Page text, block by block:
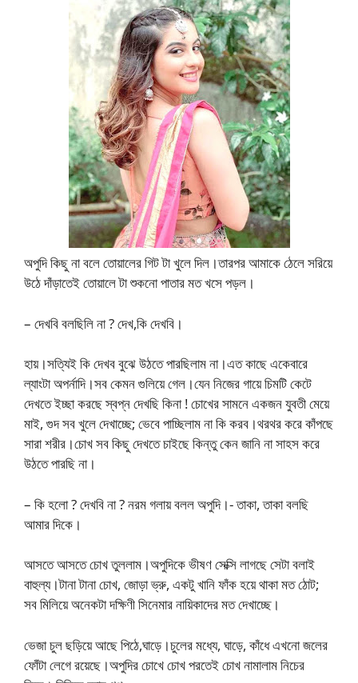
অপুদি কিছু না বলে তোয়ালের গিট টা খুলে দিল।তারপর আমাকে ঠেলে সরিয়ে
উঠে দাঁড়াতেই তোয়ালে টা শুকনো পাতার মত খসে পড়ল।
– দেখবি বলছিলি না ? দেখ,কি দেখবি।
হায়।সত্যিই কি দেখব বুঝে উঠতে পারছিলাম না।এত কাছে একেবারে
ল্যাংটা অপর্নাদি।সব কেমন গুলিয়ে গেল।যেন নিজের গায়ে চিমটি কেটে
দেখতে ইচ্ছা করছে স্বপ্ন দেখছি কিনা ! চোখের সামনে একজন যুবতী মেয়ে
মাই, গুদ সব খুলে দেখাচ্ছে; ভেবে পাচ্ছিলাম না কি করব।থরথর করে কাঁপছে
সারা শরীর।চোখ সব কিছু দেখতে চাইছে কিন্তু কেন জানি না সাহস করে
উঠতে পারছি না।
– কি হলো ? দেখবি না ? নরম গলায় বলল অপুদি।- তাকা, তাকা বলছি
আমার দিকে।
আসতে আসতে চোখ তুললাম।অপুদিকে ভীষণ সেক্সি লাগছে সেটা বলাই
বাহুল্য।টানা টানা চোখ, জোড়া ভ্রু, একটু খানি ফাঁক হয়ে থাকা মত ঠোট;
সব মিলিয়ে অনেকটা দক্ষিণী সিনেমার নায়িকাদের মত দেখাচ্ছে।
ভেজা চুল ছড়িয়ে আছে পিঠে,ঘাড়ে।চুলের মধ্যে, ঘাড়ে, কাঁধে এখনো জলের
ফোঁটা লেগে রয়েছে।অপুদির চোখে চোখ পরতেই চোখ নামালাম নিচের